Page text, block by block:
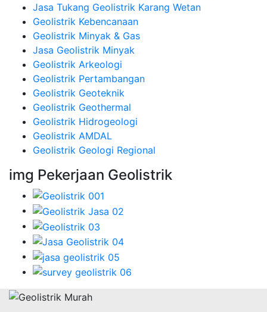
Jasa Tukang Geolistrik Karang Wetan
Geolistrik Kebencanaan
Geolistrik Minyak & Gas
Jasa Geolistrik Minyak
Geolistrik Arkeologi
Geolistrik Pertambangan
Geolistrik Geoteknik
Geolistrik Geothermal
Geolistrik Hidrogeologi
Geolistrik AMDAL
Geolistrik Geologi Regional
img Pekerjaan Geolistrik